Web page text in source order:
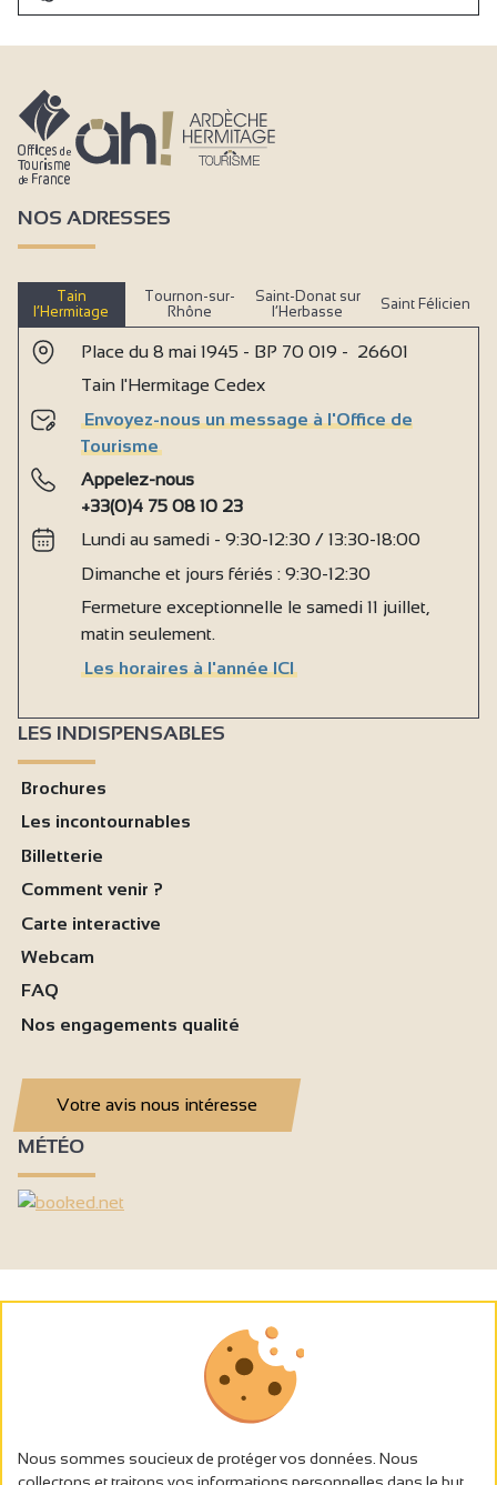
NOS ADRESSES
Tain
l’Hermitage
Tournon-sur-
Rhône
Saint-Donat sur
l’Herbasse
Saint Félicien
Place du 8 mai 1945 - BP 70 019 - 26601
Tain l'Hermitage Cedex
Envoyez-nous un message à l'Office de
Tourisme
Appelez-nous
+33(0)4 75 08 10 23
Lundi au samedi - 9:30-12:30 / 13:30-18:00
Dimanche et jours fériés : 9:30-12:30
Fermeture exceptionnelle le samedi 11 juillet,
matin seulement.
Les horaires à l'année ICI
LES INDISPENSABLES
Brochures
Les incontournables
Billetterie
Comment venir ?
Carte interactive
Webcam
FAQ
Nos engagements qualité
Votre avis nous intéresse
MÉTÉO
Nous sommes soucieux de protéger vos données. Nous